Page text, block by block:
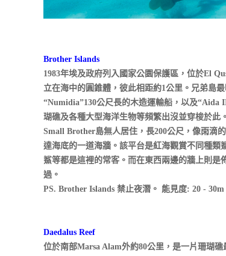
Brother Islands
1983年埃及政府列入國家公園保護區，位於El
立在海中的圓錐體，彼此相距約1公里。兄弟島
“Numidia”130公尺長的木造運輸船，以及“Aida
瑚礁及各種大型海洋生物等頻繁出沒並穿梭於此。
Small Brother島無人居住，長200公尺，像雨滴
達海底的一道海牆。該平台是紅海觀賞不同種
鯊等都是這裡的常客。而在東西兩邊的牆上則
過。
PS. Brother Islands 禁止夜潛。 能見度: 20 -
Daedalus Reef
位於南部Marsa Alam外約80公里，是一片珊瑚